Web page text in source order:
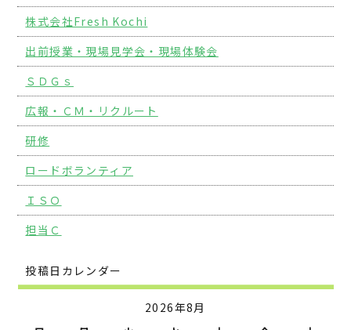
株式会社Fresh Kochi
出前授業・現場見学会・現場体験会
ＳＤＧｓ
広報・ＣＭ・リクルート
研修
ロードボランティア
ＩＳＯ
担当Ｃ
投稿日カレンダー
2026年8月